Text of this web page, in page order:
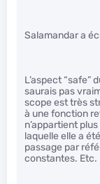
Salamandar a
L’aspect “safe”
saurais pas
scope est très
à une fonction
n’appartient
laquelle elle a
passage par
constantes. Etc.